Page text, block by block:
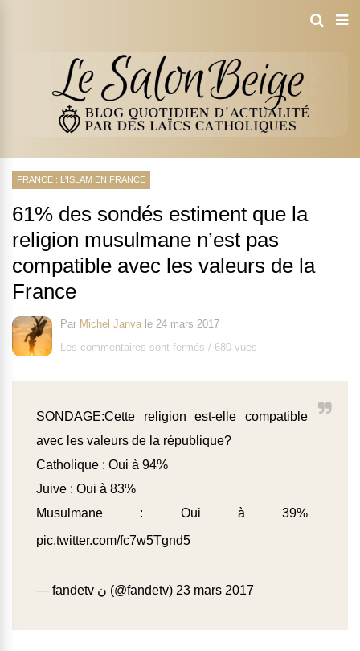
FRANCE : L'ISLAM EN FRANCE
61% des sondés estiment que la
religion musulmane n’est pas
compatible avec les valeurs de la
France
Par Michel Janva le 24 mars 2017
Les commentaires sont fermés / 680 vues
SONDAGE:Cette religion est-elle compatible
avec les valeurs de la république?
Catholique : Oui à 94%
Juive : Oui à 83%
Musulmane : Oui à 39%
pic.twitter.com/fc7w5Tgnd5
— fandetv ن (@fandetv) 23 mars 2017